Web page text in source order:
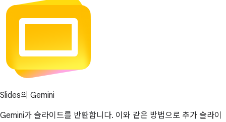
Slides의 Gemini
Gemini가 슬라이드를 반환합니다. 이와 같은 방법으로 추가 슬라이